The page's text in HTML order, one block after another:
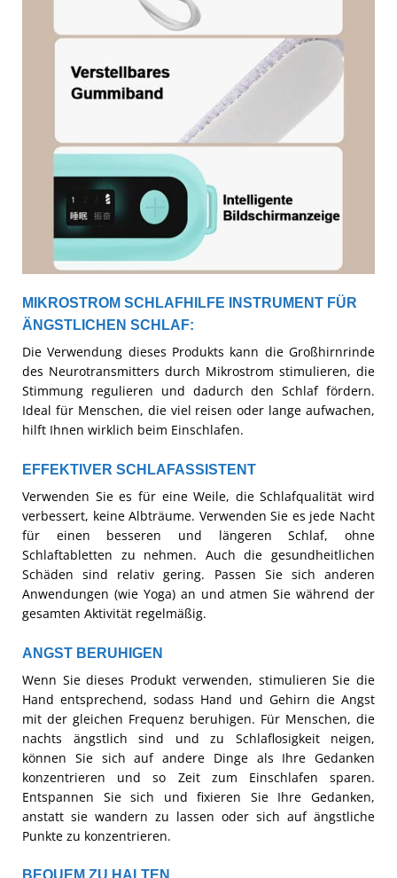
MIKROSTROM SCHLAFHILFE INSTRUMENT FÜR
ÄNGSTLICHEN SCHLAF:
Die Verwendung dieses Produkts kann die Großhirnrinde
des Neurotransmitters durch Mikrostrom stimulieren, die
Stimmung regulieren und dadurch den Schlaf fördern.
Ideal für Menschen, die viel reisen oder lange aufwachen,
hilft Ihnen wirklich beim Einschlafen.
EFFEKTIVER SCHLAFASSISTENT
Verwenden Sie es für eine Weile, die Schlafqualität wird
verbessert, keine Albträume. Verwenden Sie es jede Nacht
für einen besseren und längeren Schlaf, ohne
Schlaftabletten zu nehmen. Auch die gesundheitlichen
Schäden sind relativ gering. Passen Sie sich anderen
Anwendungen (wie Yoga) an und atmen Sie während der
gesamten Aktivität regelmäßig.
ANGST BERUHIGEN
Wenn Sie dieses Produkt verwenden, stimulieren Sie die
Hand entsprechend, sodass Hand und Gehirn die Angst
mit der gleichen Frequenz beruhigen. Für Menschen, die
nachts ängstlich sind und zu Schlaflosigkeit neigen,
können Sie sich auf andere Dinge als Ihre Gedanken
konzentrieren und so Zeit zum Einschlafen sparen.
Entspannen Sie sich und fixieren Sie Ihre Gedanken,
anstatt sie wandern zu lassen oder sich auf ängstliche
Punkte zu konzentrieren.